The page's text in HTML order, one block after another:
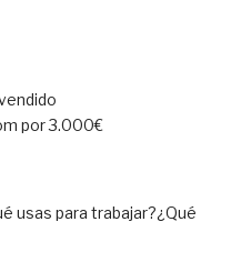
por 3.000€
usas para trabajar?¿Qué